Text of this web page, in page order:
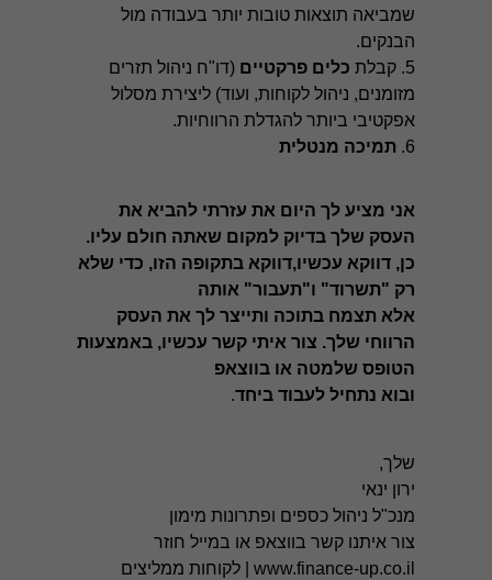
שמביאה תוצאות טובות יותר בעבודה מול
הבנקים.
5. קבלת
כלים פרקטיים (דו"ח ניהול תזרים
מזומנים, ניהול לקוחות, ועוד) ליצירת מסלול
אפקטיבי ביותר להגדלת הרווחיות.
6. תמיכה מנטלית
אני מציע לך היום את עזרתי להביא את
העסק שלך בדיוק למקום שאתה חולם עליו.
כן, דווקא עכשיו,דווקא בתקופה הזו, כדי שלא
רק "תשרוד" ו"תעבור" אותה
אלא תצמח בתוכה ותייצר לך את העסק
הרווחי שלך. צור איתי קשר עכשיו, באמצעות
הטופס שלמטה או בווצאפ
ובוא נתחיל לעבוד ביחד.
שלך,
ירון ינאי
מנכ"ל ניהול כספים ופתרונות מימון
צור איתנו קשר בווצאפ או במייל חוזר
www.finance-up.co.il
לקוחות ממליצים
חיוניות
אינן
אופציונליות.
הן דרושות
הפונקציונליות
והמבנה של
האתר,
בהתבסס על